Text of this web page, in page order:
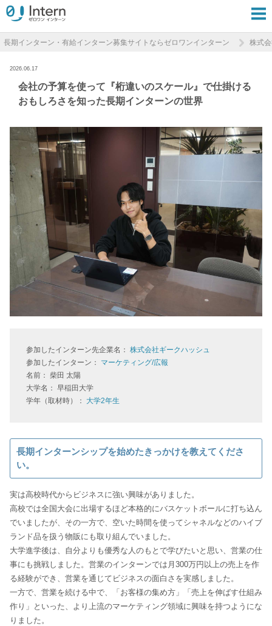
長期インターン・有給インターン募集サイトならゼロワンインターン 株式
2026.06.17
会社の予算を使って『桁違いのスケール』で仕掛ける
おもしろさを知った長期インターンの世界
参加したインターン先企業名： 株式会社ギークハッシュ
参加したインターン： マーケティング/広報
名前： 柴田 太陽
大学名： 早稲田大学
学年（取材時）： 大学2年生
長期インターンシップを始めたきっかけを教えてくださ
い。
実は高校時代からビジネスに強い興味がありました。
高校では全国大会に出場するほど本格的にバスケットボールに打ち込ん
でいましたが、その一方で、空いた時間を使ってシャネルなどのハイブ
ランド品を扱う物販にも取り組んでいました。
大学進学後は、自分よりも優秀な人のもとで学びたいと思い、営業の仕
事にも挑戦しました。営業のインターンでは月300万円以上の売上を作
る経験ができ、営業を通じてビジネスの面白さを実感しました。
一方で、営業を続ける中で、「お客様の集め方」「売上を伸ばす仕組み
作り」といった、より上流のマーケティング領域に興味を持つようにな
りました。